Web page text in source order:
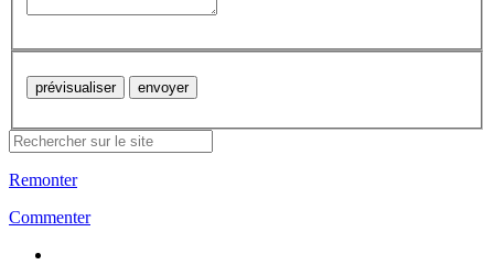
Remonter
Commenter